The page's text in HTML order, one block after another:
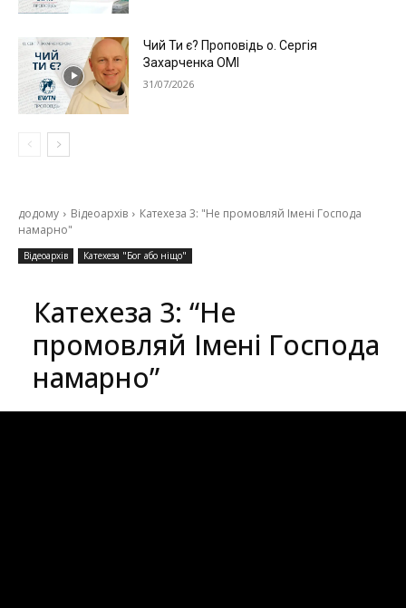
Чий Ти є? Проповідь о. Сергія
Захарченка ОМІ
31/07/2026